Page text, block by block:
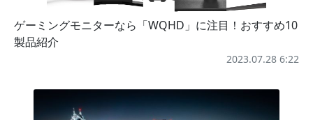
ゲーミングモニターなら「WQHD」に注目！おすすめ10
製品紹介
2023.07.28 6:22